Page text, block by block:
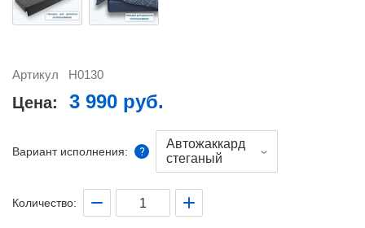
Артикул H0130
Цена: 3 990 руб.
Вариант исполнения:
Автожаккард
стеганый
Количество: